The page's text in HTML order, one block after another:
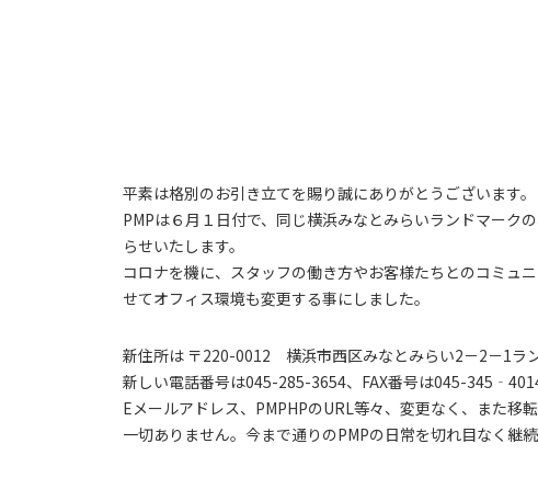
平素は格別のお引き立てを賜り誠にありがとうございます。
PMPは６月１日付で、同じ横浜みなとみらいランドマーク
らせいたします。
コロナを機に、スタッフの働き方やお客様たちとのコミュ
せてオフィス環境も変更する事にしました。
新住所は 〒220-0012 横浜市西区みなとみらい2－2－1ラ
新しい電話番号は045-285-3654、FAX番号は045-345‐4014
Eメールアドレス、PMPHPのURL等々、変更なく、また移
一切ありません。今まで通りのPMPの日常を切れ目なく継続